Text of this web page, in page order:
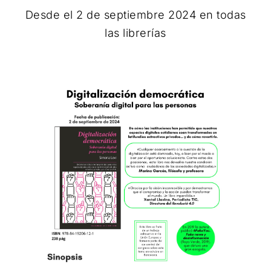
Desde el 2 de septiembre 2024 en todas
las librerías